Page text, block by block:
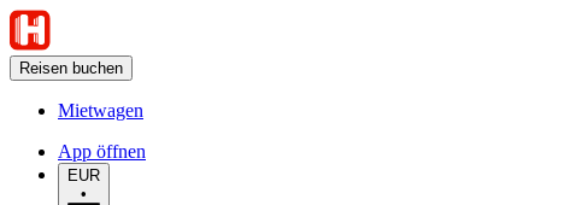
Reisen buchen
Mietwagen
App öffnen
EUR
•